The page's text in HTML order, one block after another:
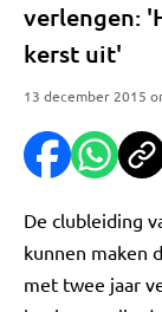
verlengen:
kerst uit'
13 december 2015
De clubleiding
kunnen maken
met twee jaar